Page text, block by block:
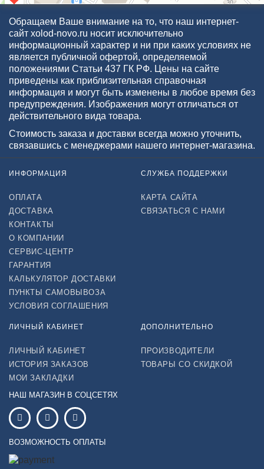
Обращаем Ваше внимание на то, что наш интернет-
сайт xolod-novo.ru носит исключительно
информационный характер и ни при каких условиях не
является публичной офертой, определяемой
положениями Статьи 437 ГК РФ. Цены на сайте
приведены как приблизительная справочная
информация и могут быть изменены в любое время без
предупреждения. Изображения могут отличаться от
действительного вида товара.
Стоимость заказа и доставки всегда можно уточнить,
связавшись с менеджерами нашего интернет-магазина.
ИНФОРМАЦИЯ
ОПЛАТА
ДОСТАВКА
КОНТАКТЫ
О КОМПАНИИ
СЕРВИС-ЦЕНТР
ГАРАНТИЯ
КАЛЬКУЛЯТОР ДОСТАВКИ
ПУНКТЫ САМОВЫВОЗА
УСЛОВИЯ СОГЛАШЕНИЯ
СЛУЖБА ПОДДЕРЖКИ
КАРТА САЙТА
СВЯЗАТЬСЯ С НАМИ
ЛИЧНЫЙ КАБИНЕТ
ЛИЧНЫЙ КАБИНЕТ
ИСТОРИЯ ЗАКАЗОВ
МОИ ЗАКЛАДКИ
ДОПОЛНИТЕЛЬНО
ПРОИЗВОДИТЕЛИ
ТОВАРЫ СО СКИДКОЙ
НАШ МАГАЗИН В СОЦСЕТЯХ
ВОЗМОЖНОСТЬ ОПЛАТЫ